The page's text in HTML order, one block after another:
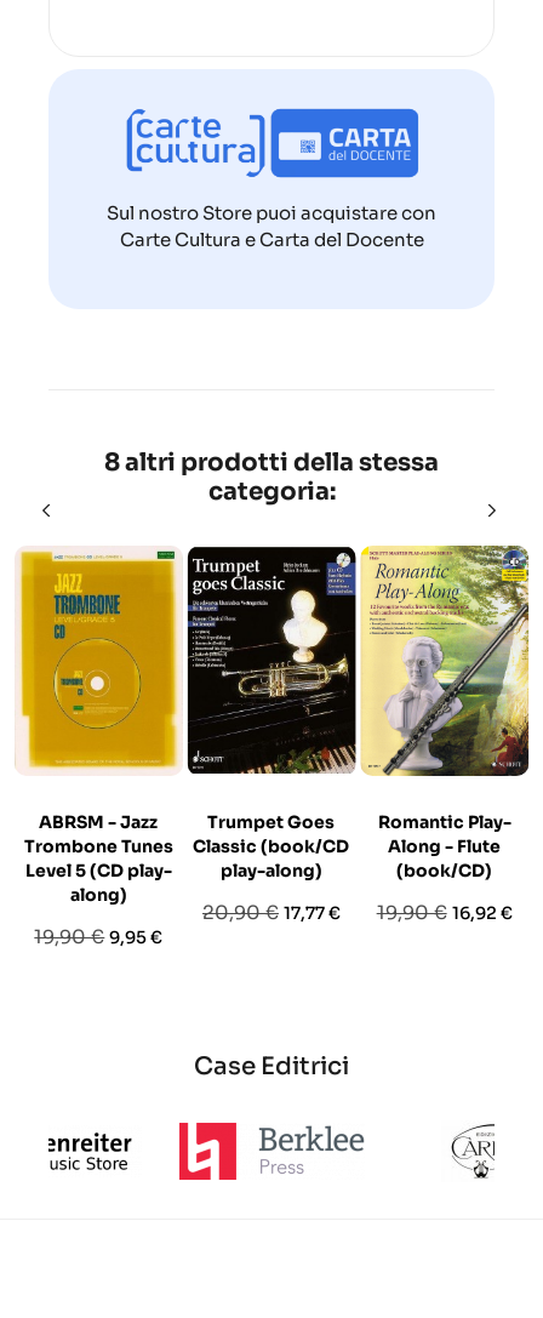
Sul nostro Store puoi acquistare con
Carte Cultura e Carta del Docente
8 altri prodotti della stessa
categoria:
ABRSM - Jazz
Trombone Tunes
Level 5 (CD play-
along)
Prezzo
19,90 €Prezzo
9,95 €
Trumpet Goes
Classic (book/CD
play-along)
Prezzo
20,90 € Prezzo
17,77 €
Romantic Play-
Along - Flute
(book/CD)
Prezzo
19,90 € Prezzo
16,92 €
Case Editrici